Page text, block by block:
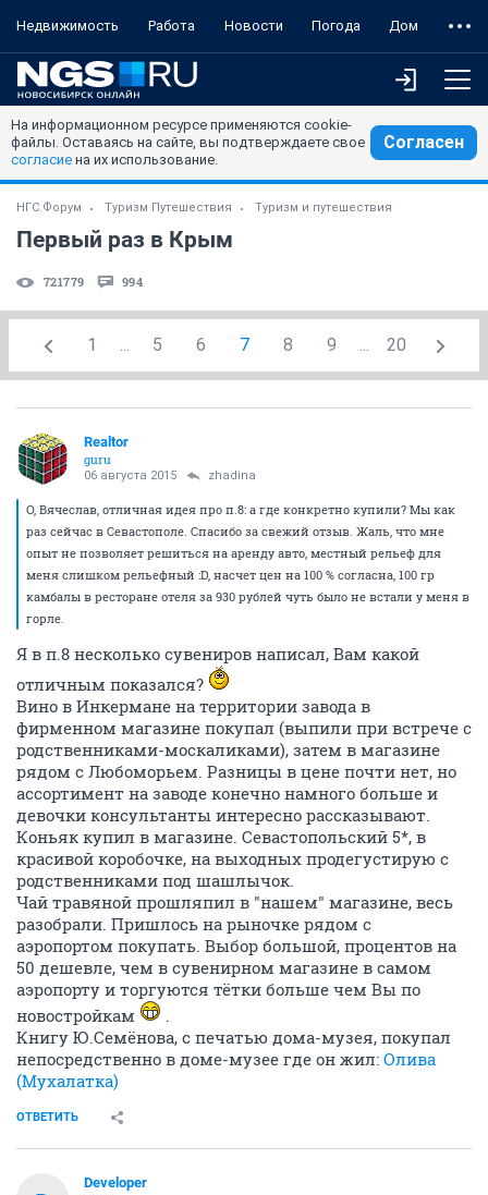
Недвижимость Работа Новости Погода Дом
На информационном ресурсе применяются cookie-
файлы. Оставаясь на сайте, вы подтверждаете свое
согласие на их использование.
Согласен
НГС.Форум Туризм Путешествия Туризм и путешествия
Первый раз в Крым
721779 994
1 ... 5 6 7 8 9 ... 20
Realtor
guru
06 августа 2015 zhadina
О, Вячеслав, отличная идея про п.8: а где конкретно купили? Мы как
раз сейчас в Севастополе. Спасибо за свежий отзыв. Жаль, что мне
опыт не позволяет решиться на аренду авто, местный рельеф для
меня слишком рельефный :D, насчет цен на 100 % согласна, 100 гр
камбалы в ресторане отеля за 930 рублей чуть было не встали у меня в
горле.
Я в п.8 несколько сувениров написал, Вам какой
отличным показался?
Вино в Инкермане на территории завода в
фирменном магазине покупал (выпили при встрече с
родственниками-москаликами), затем в магазине
рядом с Любоморьем. Разницы в цене почти нет, но
ассортимент на заводе конечно намного больше и
девочки консультанты интересно рассказывают.
Коньяк купил в магазине. Севастопольский 5*, в
красивой коробочке, на выходных продегустирую с
родственниками под шашлычок.
Чай травяной прошляпил в "нашем" магазине, весь
разобрали. Пришлось на рыночке рядом с
аэропортом покупать. Выбор большой, процентов на
50 дешевле, чем в сувенирном магазине в самом
аэропорту и торгуются тётки больше чем Вы по
новостройкам
.
Книгу Ю.Семёнова, с печатью дома-музея, покупал
непосредственно в доме-музее где он жил: Олива
(Мухалатка)
ОТВЕТИТЬ
Developer